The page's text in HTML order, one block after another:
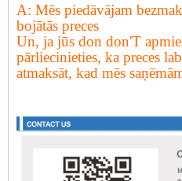
A: Mēs piedāvājam
bojātās preces
Un, ja jūs don don'T
pārliecinieties, ka preces
atmaksāt, kad mēs